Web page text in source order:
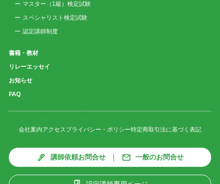
マスター（1級）検定試験
スペシャリスト検定試験
認定講師制度
書籍・教材
リレーエッセイ
お知らせ
FAQ
会社案内アクセスプライバシー・ポリシー特定商取引法に基づく表記
講師依頼お問合せ 一般のお問合せ